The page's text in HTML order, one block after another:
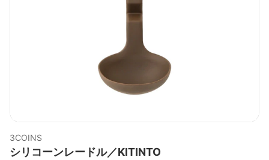
3COINS
シリコーンレードル／KITINTO